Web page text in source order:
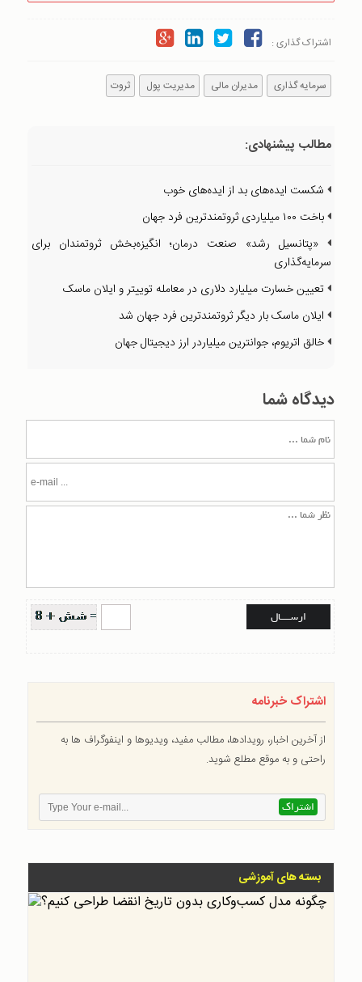
اشتراک گذاری :
سرمایه گذاری مدیران مالی مدیریت پول ثروت
مطالب پیشنهادی:
شکست ایده‌های بد از ایده‌های خوب
باخت ۱۰۰ میلیاردی ثروتمند‌ترین فرد جهان
«پتانسیل رشد» صنعت درمان؛ انگیزه‌بخش ثروتمندان برای
سرمایه‌گذاری
تعیین خسارت میلیارد دلاری در معامله توییتر و ایلان ماسک
ايلان ماسک بار دیگر ثروتمندترين فرد جهان شد
خالق اتریوم، جوانترین میلیاردر ارز دیجیتال جهان
دیدگاه شما
اشتراک خبرنامه
از آخرین اخبار، رویدادها، مطالب مفید، ویدیوها و اینفوگراف ها به
راحتی و به موقع مطلع شوید.
بسته های آموزشی